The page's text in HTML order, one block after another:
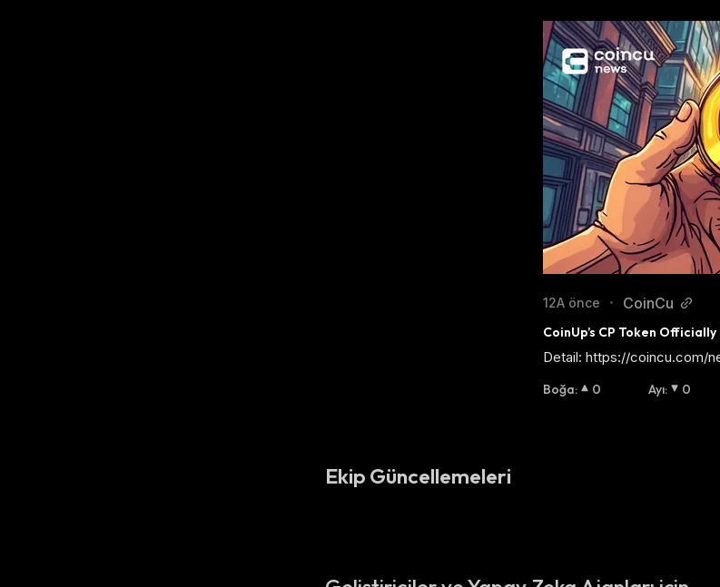
12A önce • CoinCu
CoinUp’s CP Token
Detail: https://coincu.com/
Boğa: 0 Ayı: 0
Ekip Güncellemeleri